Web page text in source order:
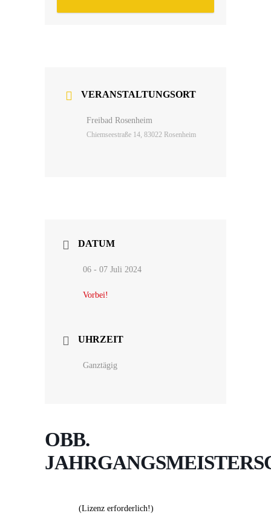
VERANSTALTUNGSORT
Freibad Rosenheim
Chiemseestraße 14, 83022 Rosenheim
DATUM
06 - 07 Juli 2024
Vorbei!
UHRZEIT
Ganztägig
OBB.
(Lizenz erforderlich!)